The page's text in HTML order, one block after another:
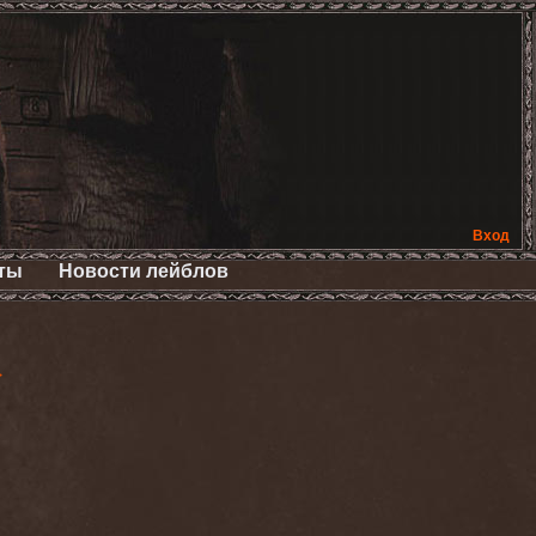
Вход
Новости лейблов